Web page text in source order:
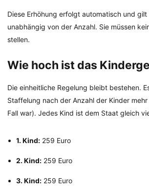
Diese Erhöhung erfolgt automatisch und gilt
unabhängig von der Anzahl. Sie müssen
stellen.
Wie hoch ist das
Die einheitliche Regelung bleibt bestehen.
Staffelung nach der Anzahl der Kinder
Fall war). Jedes Kind ist dem Staat gleich
1. Kind: 259 Euro
2. Kind: 259 Euro
3. Kind: 259 Euro